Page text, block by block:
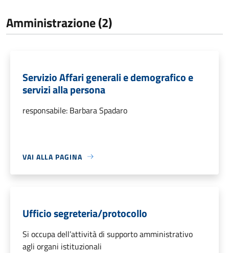
Amministrazione (2)
Servizio Affari generali e demografico e
servizi alla persona
responsabile: Barbara Spadaro
VAI ALLA PAGINA
Ufficio segreteria/protocollo
Si occupa dell’attività di supporto amministrativo
agli organi istituzionali